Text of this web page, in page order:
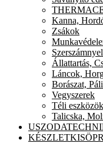
Kanna,
Zsákok
Állattartás,
Láncok,
Borászat,
Vegyszerek
Téli
Talicska,